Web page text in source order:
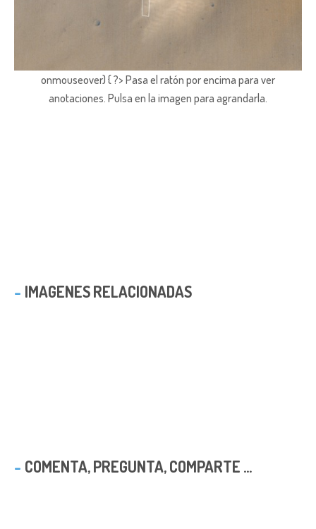
onmouseover) { ?> Pasa el ratón por encima para ver
anotaciones. Pulsa en la imagen para agrandarla.
IMAGENES RELACIONADAS
COMENTA, PREGUNTA, COMPARTE ...